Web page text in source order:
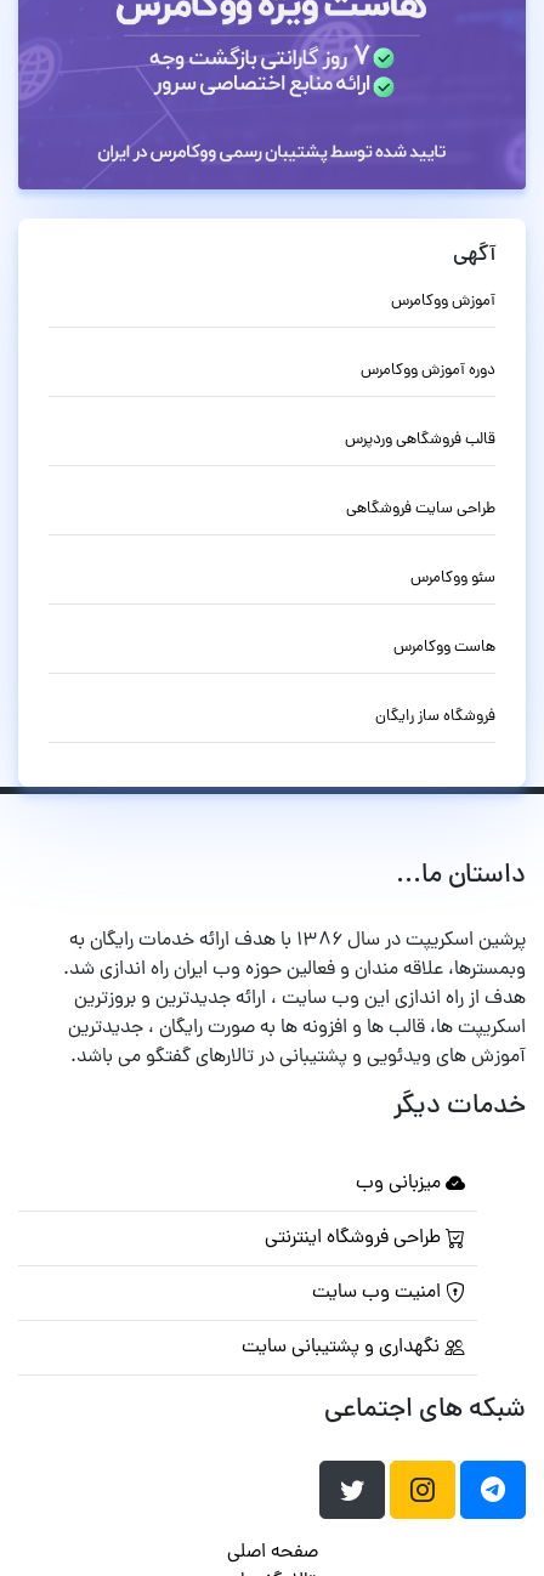
آگهی
آموزش ووکامرس
دوره آموزش ووکامرس
قالب فروشگاهی وردپرس
طراحی سایت فروشگاهی
سئو ووکامرس
هاست ووکامرس
فروشگاه ساز رایگان
داستان ما...
پرشین اسکریپت در سال ۱۳۸۶ با هدف ارائه خدمات رایگان به
وبمسترها، علاقه مندان و فعالین حوزه وب ایران راه اندازی شد.
هدف از راه اندازی این وب سایت ، ارائه جدیدترین و بروزترین
اسکریپت ها، قالب ها و افزونه ها به صورت رایگان ، جدیدترین
آموزش های ویدئویی و پشتیبانی در تالارهای گفتگو می باشد.
خدمات دیگر
میزبانی وب
طراحی فروشگاه اینترنتی
امنیت وب سایت
نگهداری و پشتیبانی سایت
شبکه های اجتماعی
صفحه اصلی